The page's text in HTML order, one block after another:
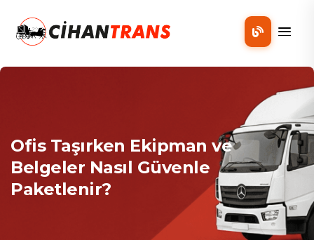
Mobil
Ofis Taşırken Ekipman ve
Belgeler Nasıl Güvenle
Paketlenir?